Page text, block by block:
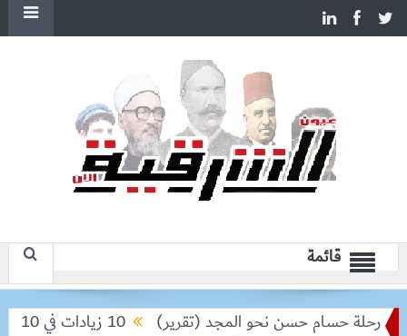
قائمة
حسام حسن نحو المجد (تقرير)
10 زيادات في 10 سنوات.. هل حان الوقت لرفع دعم البنزين نهائيا؟